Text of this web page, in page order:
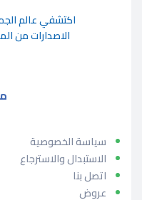
اكتشفي عالم
الاصدارات من
سياسة الخصوصية
الاستبدال والاسترجاع
اتصل بنا
عروض